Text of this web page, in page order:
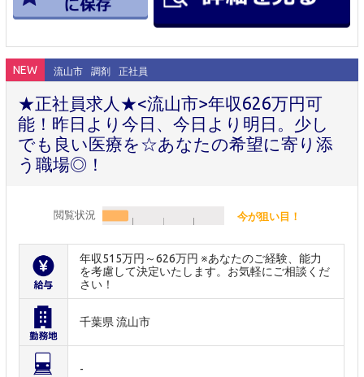
NEW 流山市 調剤 正社員
★正社員求人★<流山市>年収626万円可
能！昨日より今日、今日より明日。少し
でも良い医療を☆あなたの希望に寄り添
う職場◎！
閲覧状況 今が狙い目！
年収515万円～626万円 ※あなたのご経験、能力
を考慮して決定いたします。お気軽にご相談くだ
さい！
千葉県 流山市
-